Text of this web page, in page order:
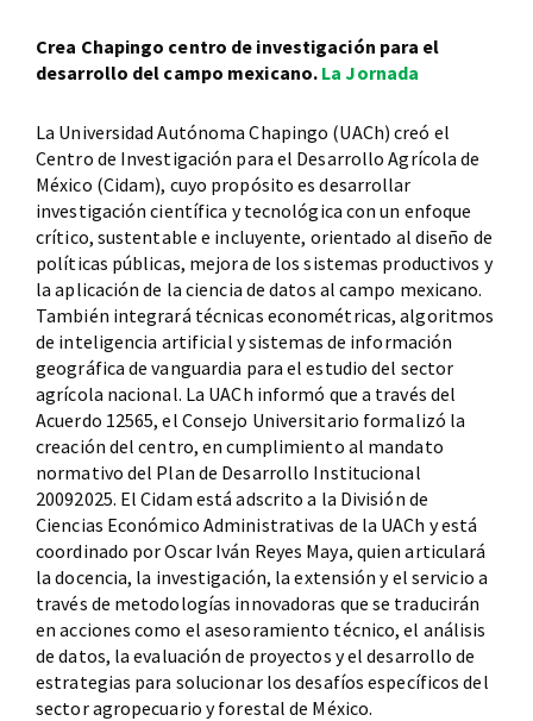
Crea Chapingo centro de investigación para el
desarrollo del campo mexicano. La Jornada
La Universidad Autónoma Chapingo (UACh) creó el
Centro de Investigación para el Desarrollo Agrícola de
México (Cidam), cuyo propósito es desarrollar
investigación científica y tecnológica con un enfoque
crítico, sustentable e incluyente, orientado al diseño de
políticas públicas, mejora de los sistemas productivos y
la aplicación de la ciencia de datos al campo mexicano.
También integrará técnicas econométricas, algoritmos
de inteligencia artificial y sistemas de información
geográfica de vanguardia para el estudio del sector
agrícola nacional. La UACh informó que a través del
Acuerdo 12565, el Consejo Universitario formalizó la
creación del centro, en cumplimiento al mandato
normativo del Plan de Desarrollo Institucional
20092025. El Cidam está adscrito a la División de
Ciencias Económico Administrativas de la UACh y está
coordinado por Oscar Iván Reyes Maya, quien articulará
la docencia, la investigación, la extensión y el servicio a
través de metodologías innovadoras que se traducirán
en acciones como el asesoramiento técnico, el análisis
de datos, la evaluación de proyectos y el desarrollo de
estrategias para solucionar los desafíos específicos del
sector agropecuario y forestal de México.